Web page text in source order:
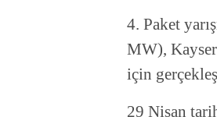
4. Paket
MW),
için
29 Nisan